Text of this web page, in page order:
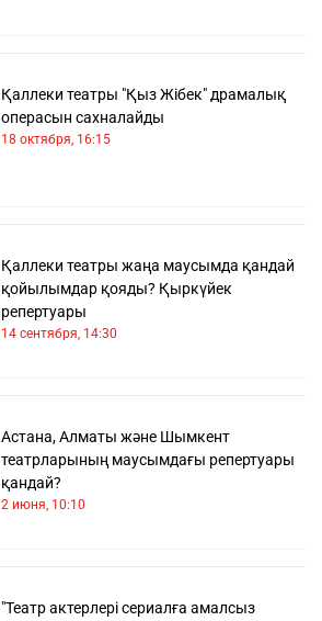
Қаллеки театры "Қыз Жібек" драмалық
операсын сахналайды
18 октября, 16:15
Қаллеки театры жаңа маусымда қандай
қойылымдар қояды? Қыркүйек
репертуары
14 сентября, 14:30
Астана, Алматы және Шымкент
театрларының маусымдағы репертуары
қандай?
2 июня, 10:10
"Театр актерлері сериалға амалсыз